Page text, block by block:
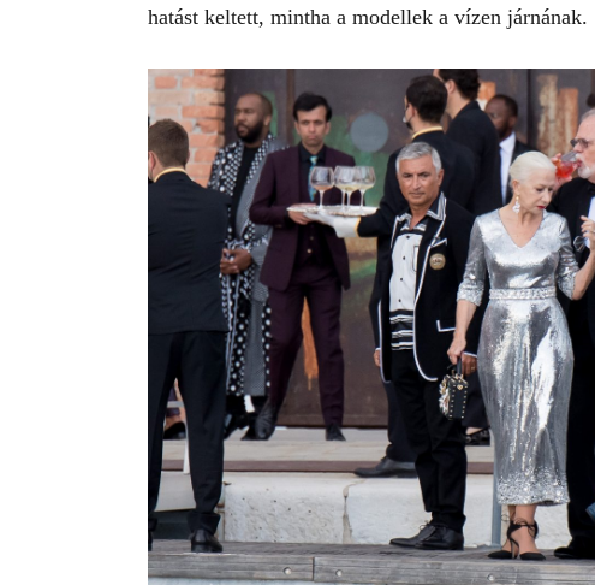
hatást keltett, mintha a modellek a vízen járnának.